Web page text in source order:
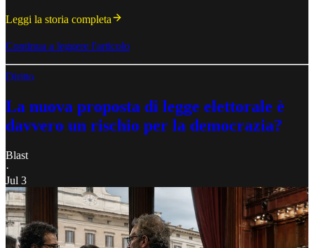
Leggi la storia completa
Continua a leggere l'articolo
Diritto
La nuova proposta di legge elettorale è
davvero un rischio per la democrazia?
Blast
·
Jul 3